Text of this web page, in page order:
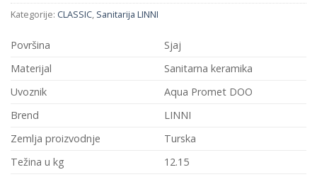
Kategorije: CLASSIC, Sanitarija LINNI
Površina
Sjaj
Materijal
Sanitarna keramika
Uvoznik
Aqua Promet DOO
Brend
LINNI
Zemlja proizvodnje
Turska
Težina u kg
12.15